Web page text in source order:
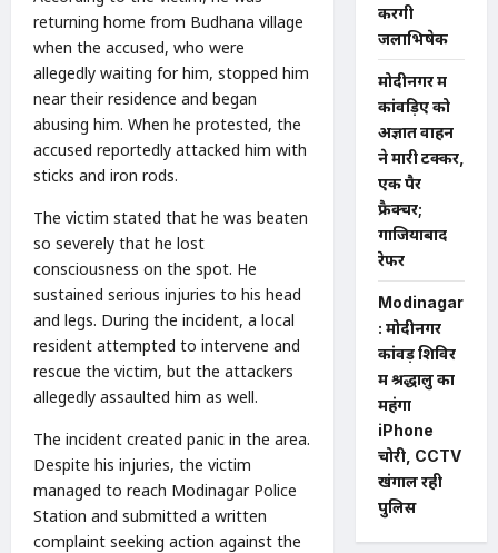
returning home from Budhana village
when the accused, who were
allegedly waiting for him, stopped him
near their residence and began
abusing him. When he protested, the
accused reportedly attacked him with
sticks and iron rods.
The victim stated that he was beaten
so severely that he lost
consciousness on the spot. He
sustained serious injuries to his head
and legs. During the incident, a local
resident attempted to intervene and
rescue the victim, but the attackers
allegedly assaulted him as well.
The incident created panic in the area.
Despite his injuries, the victim
managed to reach Modinagar Police
Station and submitted a written
complaint seeking action against the
करेंगी
जलाभिषेक
मोदीनगर में
कांवड़िए को
अज्ञात वाहन
ने मारी टक्कर,
एक पैर
फ्रैक्चर;
गाजियाबाद
रेफर
Modinagar
: मोदीनगर
कांवड़ शिविर
में श्रद्धालु का
महंगा
iPhone
चोरी, CCTV
खंगाल रही
पुलिस